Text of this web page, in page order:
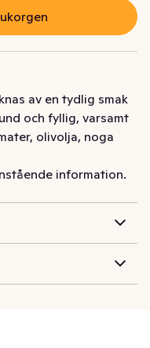
av en tydlig smak
och fyllig, varsamt
olivolja, noga
information.